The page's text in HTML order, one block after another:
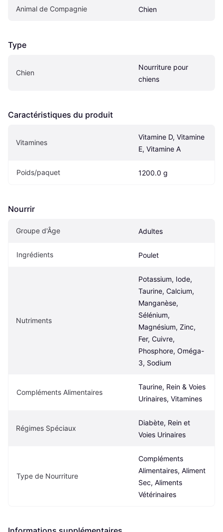
Animal de Compagnie Chien
Type
Chien
Nourriture pour
chiens
Caractéristiques du produit
Vitamines
Vitamine D, Vitamine
E, Vitamine A
Poids/paquet 1200.0 g
Nourrir
Groupe d'Âge Adultes
Ingrédients Poulet
Nutriments
Potassium, Iode,
Taurine, Calcium,
Manganèse,
Sélénium,
Magnésium, Zinc,
Fer, Cuivre,
Phosphore, Oméga-
3, Sodium
Compléments Alimentaires
Taurine, Rein & Voies
Urinaires, Vitamines
Régimes Spéciaux
Diabète, Rein et
Voies Urinaires
Type de Nourriture
Compléments
Alimentaires, Aliment
Sec, Aliments
Vétérinaires